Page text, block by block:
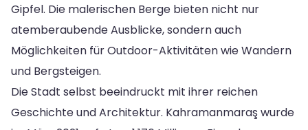
Gipfel. Die malerischen Berge bieten nicht nur
atemberaubende Ausblicke, sondern auch
Möglichkeiten für Outdoor-Aktivitäten wie Wandern
und Bergsteigen.
Die Stadt selbst beeindruckt mit ihrer reichen
Geschichte und Architektur. Kahramanmaraş wurde